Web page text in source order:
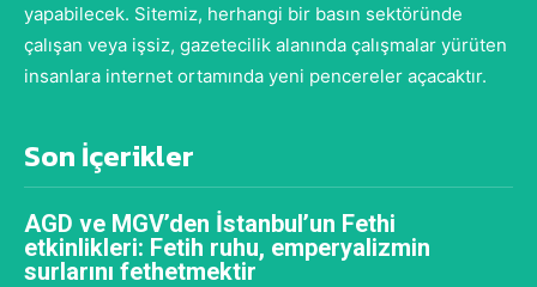
yapabilecek. Sitemiz, herhangi bir basın sektöründe
çalışan veya işsiz, gazetecilik alanında çalışmalar yürüten
insanlara internet ortamında yeni pencereler açacaktır.
Son İçerikler
AGD ve MGV’den İstanbul’un Fethi
etkinlikleri: Fetih ruhu, emperyalizmin
surlarını fethetmektir